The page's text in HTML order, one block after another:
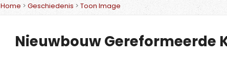
Home> Geschiedenis> Toon Image
Nieuwbouw Gereformeerde